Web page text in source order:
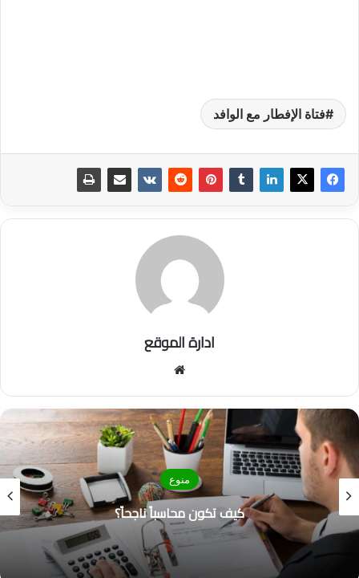
فتاة الإفطار مع الوافد
ادارة الموقع
الوي
ب
منوع
كيف تكون محاسباً ناجحاً؟